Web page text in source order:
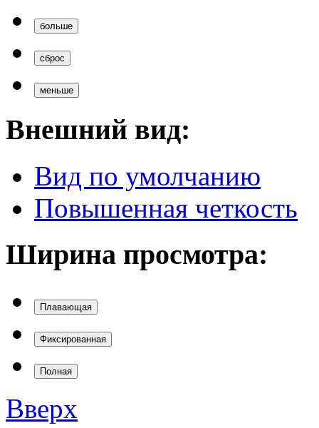
больше
сброс
меньше
Внешний вид:
Вид по умолчанию
Повышенная четкость
Ширина просмотра:
Плавающая
Фиксированная
Полная
Вверх